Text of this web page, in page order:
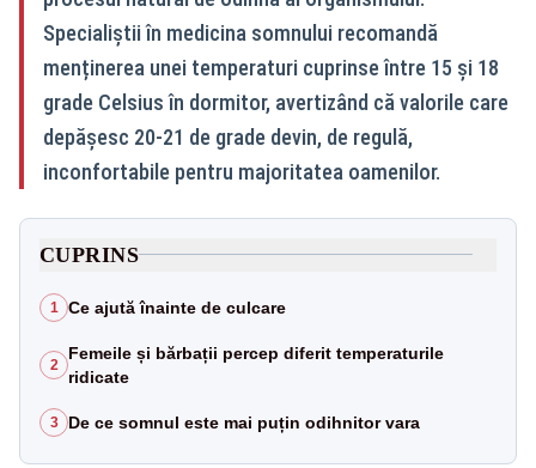
Specialiștii în medicina somnului recomandă
menținerea unei temperaturi cuprinse între 15 și 18
grade Celsius în dormitor, avertizând că valorile care
depășesc 20-21 de grade devin, de regulă,
inconfortabile pentru majoritatea oamenilor.
CUPRINS
1 Ce ajută înainte de culcare
2
Femeile și bărbații percep diferit temperaturile
ridicate
3 De ce somnul este mai puțin odihnitor vara